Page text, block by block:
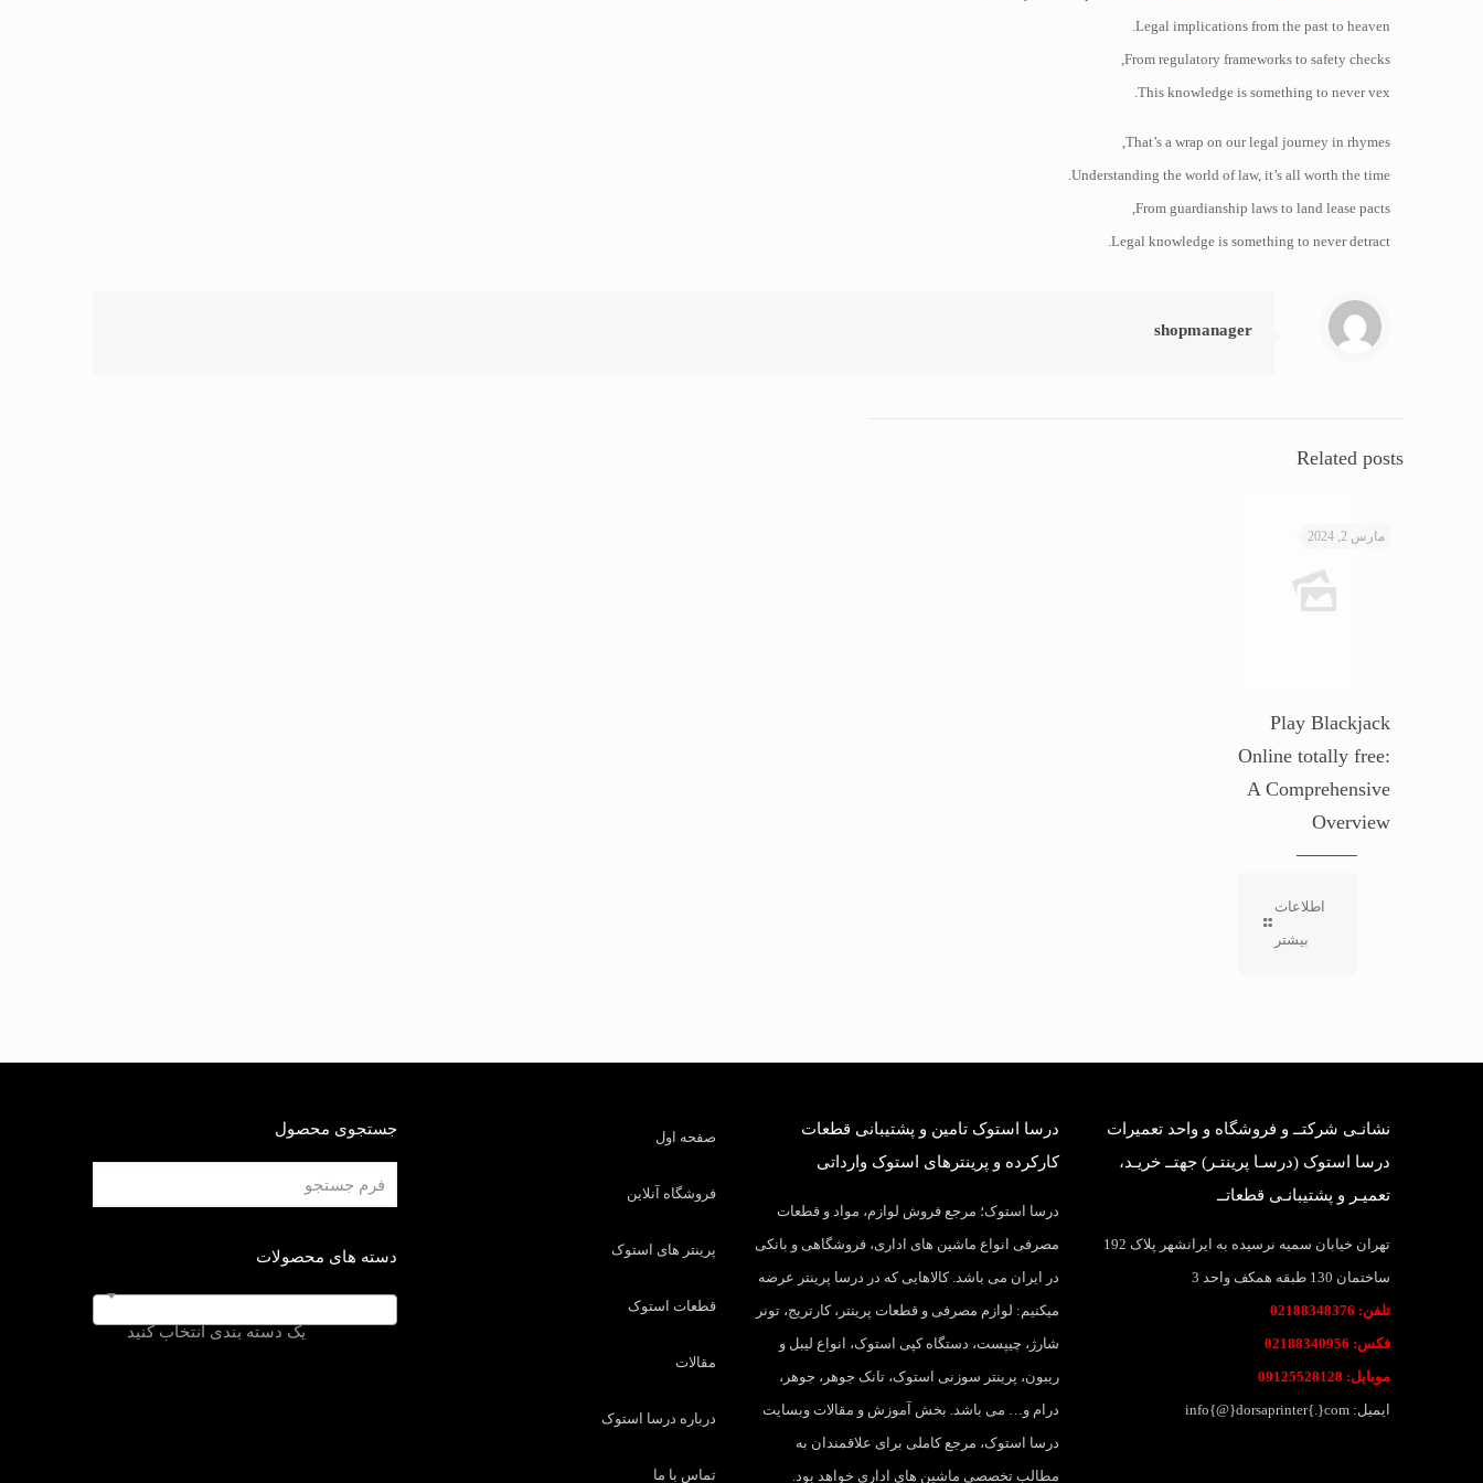
Legal implications from the past to heaven.
From regulatory frameworks to safety checks,
This knowledge is something to never vex.
That’s a wrap on our legal journey in rhymes,
Understanding the world of law, it’s all worth the time.
From guardianship laws to land lease pacts,
Legal knowledge is something to never detract.
shopmanager
Related posts
مارس 2, 2024
Play Blackjack
Online totally free:
A Comprehensive
Overview
اطلاعات
بیشتر
نشانـی شرکتــ و فروشگاه و واحد تعمیرات
درسا استوک (درسـا پرینتـر) جهتــ خریـد،
تعمیـر و پشتیبانـی قطعاتــ
تهران خیابان سمیه نرسیده به ایرانشهر پلاک 192
ساختمان 130 طبقه همکف واحد 3
تلفن: 02188348376
فکس: 02188340956
موبایل: 09125528128
ایمیل: info{@}dorsaprinter{.}com
درسا استوک تامین و پشتیبانی قطعات
کارکرده و پرینترهای استوک وارداتی
درسا استوک؛ مرجع فروش لوازم، مواد و قطعات
مصرفی انواع ماشین های اداری، فروشگاهی و بانکی
در ایران می باشد. کالاهایی که در درسا پرینتر عرضه
میکنیم: لوازم مصرفی و قطعات پرینتر، کارتریج، تونر
شارژ، چیپست، دستگاه کپی استوک، انواع لیبل و
ریبون، پرینتر سوزنی استوک، تانک جوهر، جوهر،
درام و… می باشد. بخش آموزش و مقالات وبسایت
درسا استوک، مرجع کاملی برای علاقمندان به
مطالب تخصصی ماشین های اداری خواهد بود.
صفحه اول
فروشگاه آنلاین
پرینتر های استوک
قطعات استوک
مقالات
درباره درسا استوک
تماس با ما
جستجوی محصول
دسته های محصولات
یک دسته بندی انتخاب کنید